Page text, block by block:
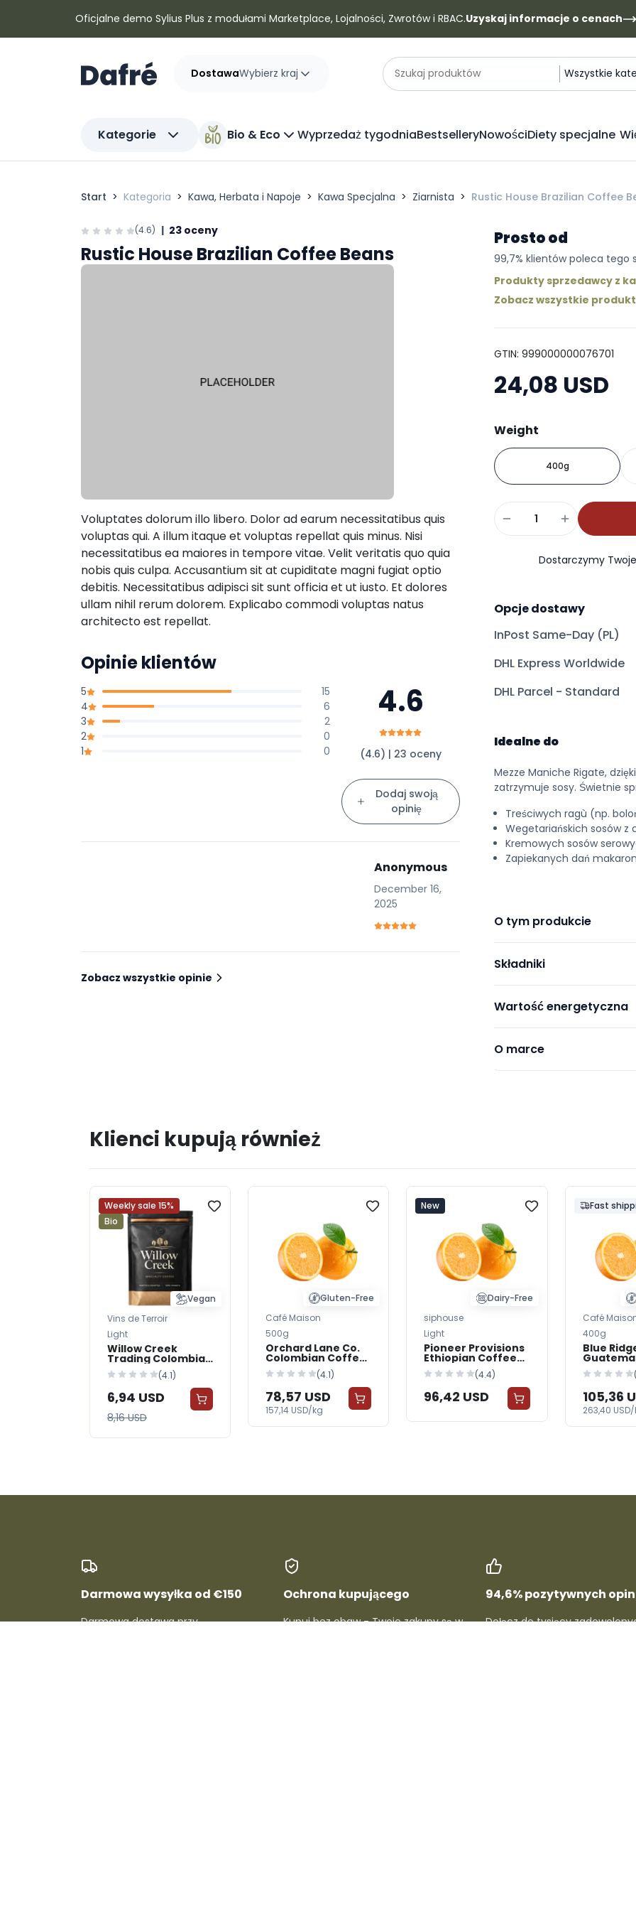
DafreOficjalne demo Sylius Plus z modułami Marketplace, Lojalności, Zwrotów i RBAC.Uzyskaj informacje o cenach
DostawaWybierz kraj Szukaj produktów Kategorie
Wszystkie
Kategorie Bio & Eco Wyprzedaż tygodniaBestselleryNowościDiety specjalne
Start Kategoria Kawa, Herbata i Napoje Kawa Specjalna Ziarnista Rustic House Brazilian Coffee
Prosto od
99,7% klientów poleca tego
Produkty sprzedawcy z
Zobacz wszystkie
GTIN: 999000000076701
24,08 USD
Weight
400g
Dostarczymy
Opcje dostawy
InPost Same-Day (PL)
DHL Express Worldwide
DHL Parcel - Standard
Idealne do
Mezze Maniche Rigate,
zatrzymuje sosy. Świetnie
Treściwych ragù (np.
Wegetariańskich sosów z
Kremowych sosów
Zapiekanych dań
O tym produkcie
Składniki
Wartość energetyczna
O marce
(4.6) | 23 oceny
Rustic House Brazilian Coffee Beans
Voluptates dolorum illo libero. Dolor ad earum necessitatibus quis
voluptas qui. A illum itaque et voluptas repellat quis minus. Nisi
necessitatibus ea maiores in tempore vitae. Velit veritatis quo quia
nobis quis culpa. Accusantium sit at cupiditate magni fugiat optio
debitis. Necessitatibus adipisci sit sunt officia et ut iusto. Et dolores
ullam nihil rerum dolorem. Explicabo commodi voluptas natus
architecto est repellat.
Opinie klientów
5
15
4
6
3
2
2
0
1
0
4.6
(4.6) | 23 oceny
Dodaj swoją
opinię
Anonymous
December 16,
2025
Zobacz wszystkie opinie
Klienci kupują również
Weekly sale 15%
Bio
Vegan
Vins de Terroir
Light
Willow Creek
Trading Colombian
Coffee Beans
(4.1)
6,94 USD
8,16 USD
Gluten-Free
Café Maison
500g
Orchard Lane Co.
Colombian Coffee
Beans (4.1)
78,57 USD
157,14 USD/kg
New
Dairy-Free
siphouse
Light
Pioneer Provisions
Ethiopian Coffee
Beans (4.4)
96,42 USD
Fast
Café
400g
Blue
Coffee
105,36
263,40
Darmowa wysyłka od €150
Darmowa dostawa przy
Ochrona kupującego
Kupuj bez obaw - Twoje zakupy są w
94,6% pozytywnych
Dołącz do tysięcy